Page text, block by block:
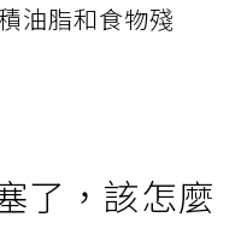
油脂和食物殘
了，該怎麼